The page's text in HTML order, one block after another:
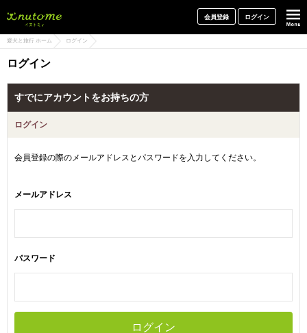
会員登録 ログイン
愛犬と旅行 ホーム ログイン
ログイン
すでにアカウントをお持ちの方
ログイン
会員登録の際のメールアドレスとパスワードを入力してください。
メールアドレス
パスワード